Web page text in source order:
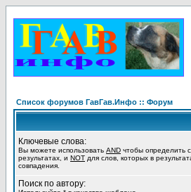
Список форумов ГавГав.Инфо :: Форум
Ключевые слова:
Вы можете использовать AND чтобы определить
результатах, и NOT для слов, которых в
совпадения.
Поиск по автору: